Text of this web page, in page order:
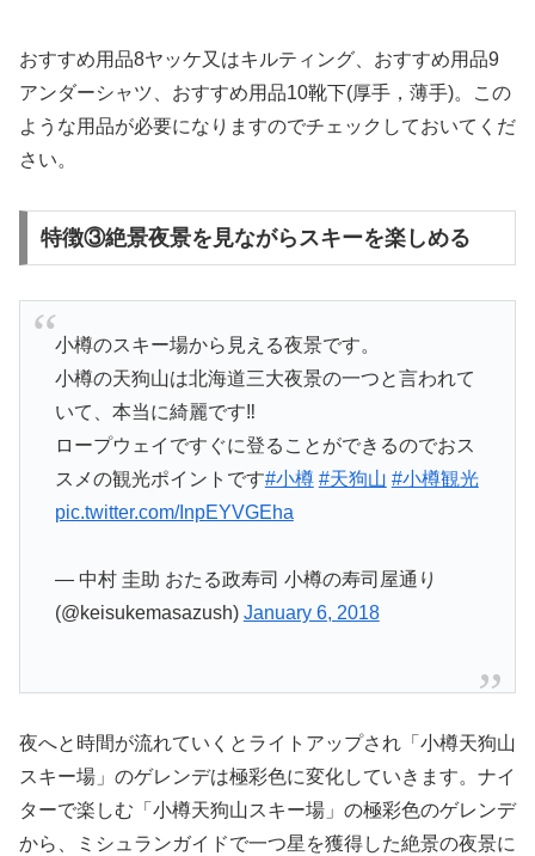
おすすめ用品8ヤッケ又はキルティング、おすすめ用品9
アンダーシャツ、おすすめ用品10靴下(厚手，薄手)。この
ような用品が必要になりますのでチェックしておいてくだ
さい。
特徴③絶景夜景を見ながらスキーを楽しめる
小樽のスキー場から見える夜景です。
小樽の天狗山は北海道三大夜景の一つと言われて
いて、本当に綺麗です‼︎
ロープウェイですぐに登ることができるのでおス
スメの観光ポイントです#小樽 #天狗山 #小樽観光
pic.twitter.com/InpEYVGEha
— 中村 圭助 おたる政寿司 小樽の寿司屋通り
(@keisukemasazush) January 6, 2018
夜へと時間が流れていくとライトアップされ「小樽天狗山
スキー場」のゲレンデは極彩色に変化していきます。ナイ
ターで楽しむ「小樽天狗山スキー場」の極彩色のゲレンデ
から、ミシュランガイドで一つ星を獲得した絶景の夜景に